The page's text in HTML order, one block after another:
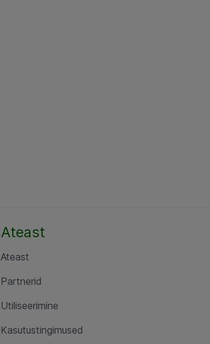
Ateast
Ateast
Partnerid
Utiliseerimine
Kasutustingimused